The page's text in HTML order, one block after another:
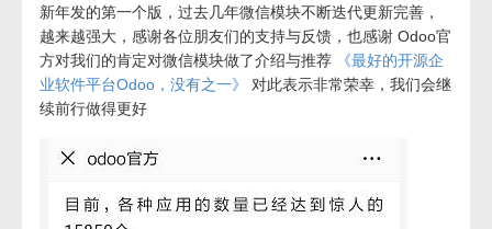
新年发的第一个版，过去几年微信模块不断迭代更新完善，
越来越强大，感谢各位朋友们的支持与反馈，也感谢 Odoo官
方对我们的肯定对微信模块做了介绍与推荐
《最好的开源企
业软件平台Odoo，没有之一》
对此表示非常荣幸，我们会继
续前行做得更好